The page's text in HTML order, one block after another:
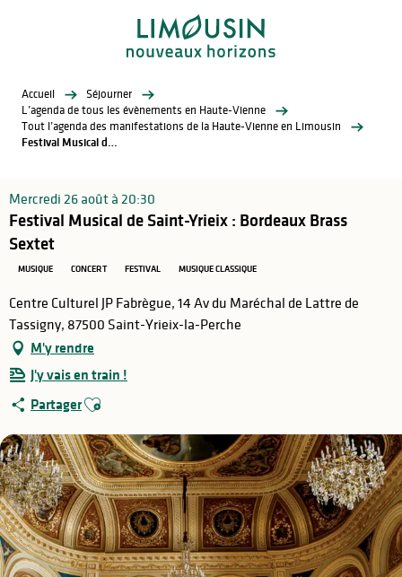
Accueil
Séjourner
L’agenda de tous les évènements en Haute-Vienne
Tout l’agenda des manifestations de la Haute-Vienne en Limousin
Festival Musical de Saint-Yrieix : Bordeaux Brass Sextet
Mercredi 26 août à 20:30
Festival Musical de Saint-Yrieix : Bordeaux Brass
Sextet
MUSIQUE CONCERT FESTIVAL MUSIQUE CLASSIQUE
Centre Culturel JP Fabrègue, 14 Av du Maréchal de Lattre de
Tassigny, 87500 Saint-Yrieix-la-Perche
M'y rendre
J'y vais en train !
PartagerAjouter aux favoris